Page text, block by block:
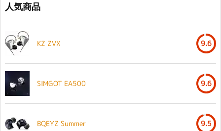
人気商品
KZ ZVX 9.6
SIMGOT EA500 9.6
BQEYZ Summer 9.5